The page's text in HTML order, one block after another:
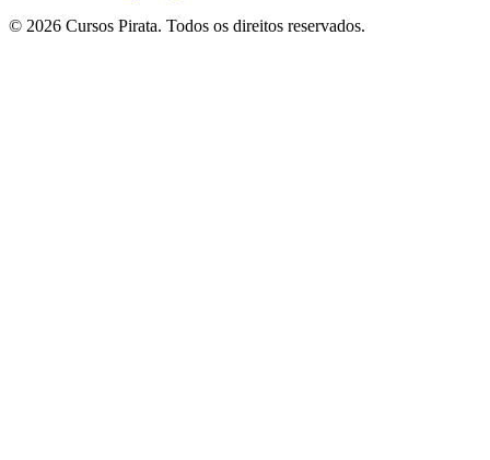
© 2026 Cursos Pirata. Todos os direitos reservados.